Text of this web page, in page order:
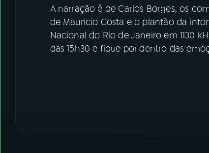
A narração é de Carlos Borges, os
de Mauricio Costa e o plantão da
Nacional do Rio de Janeiro em 1130
das 15h30 e fique por dentro das